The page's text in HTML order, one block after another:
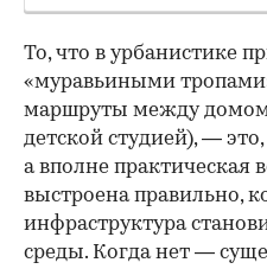
То, что в урбанистике
«муравьиными
маршруты между
детской студией), —
а вполне практическая
выстроена правильно,
инфраструктура
среды. Когда нет —